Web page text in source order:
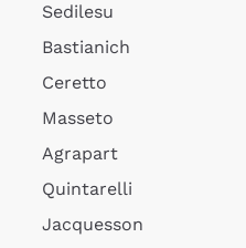
Sedilesu
Bastianich
Ceretto
Masseto
Agrapart
Quintarelli
Jacquesson